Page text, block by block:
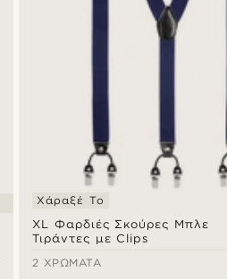
XL Φαρδιές Σκούρες Μπλε
Τιράντες με Clips
Χάραξέ Το
2 ΧΡΏΜΑΤΑ